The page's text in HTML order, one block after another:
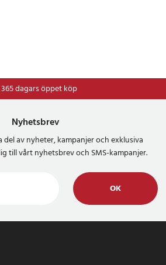
365 dagars öppet köp
⭐Frakt 49kr *
Nyhetsbrev
av nyheter, kampanjer och exklusiva
till vårt nyhetsbrev och SMS-kampanjer.
OK